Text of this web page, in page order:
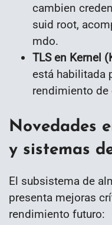
cambien
suid root,
mdo.
TLS en Kernel
está habilitada
rendimiento de
Novedades
y sistemas
El subsistema de
presenta mejoras
rendimiento futuro: